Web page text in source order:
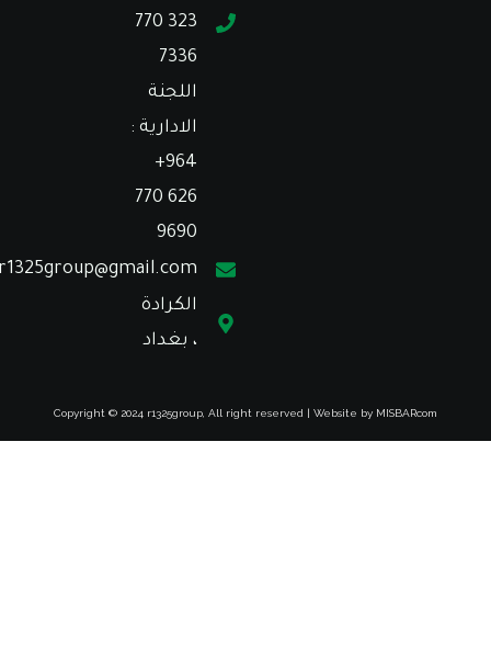
770 323
اللجنة
الادارية :
⁦+964
770 626
9690⁩
unscr1325group@gmail.com
الكرادة
، بغداد
Copyright © 2024 r1325group, All right reserved | Website by MISBARcom